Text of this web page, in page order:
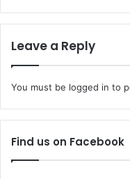
Leave a Reply
You must be logged in to
Find us on Facebook